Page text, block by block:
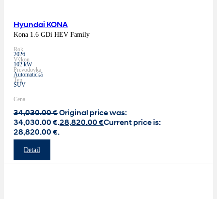
Hyundai KONA
Kona 1.6 GDi HEV Family
Rok
2026
Výkon
102 kW
Prevodovka
Automatická
Typ
SUV
Cena
34,030.00€Original price was:
34,030.00 €.28,820.00 €Current price is:
28,820.00 €.
Detail